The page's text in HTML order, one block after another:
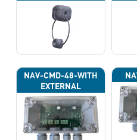
NAV-CMD-48-WITH
EXTERNAL
PHOTOCELL 13133